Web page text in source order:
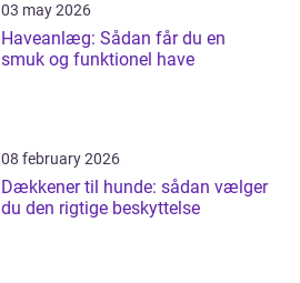
03 may 2026
Haveanlæg: Sådan får du en
smuk og funktionel have
08 february 2026
Dækkener til hunde: sådan vælger
du den rigtige beskyttelse